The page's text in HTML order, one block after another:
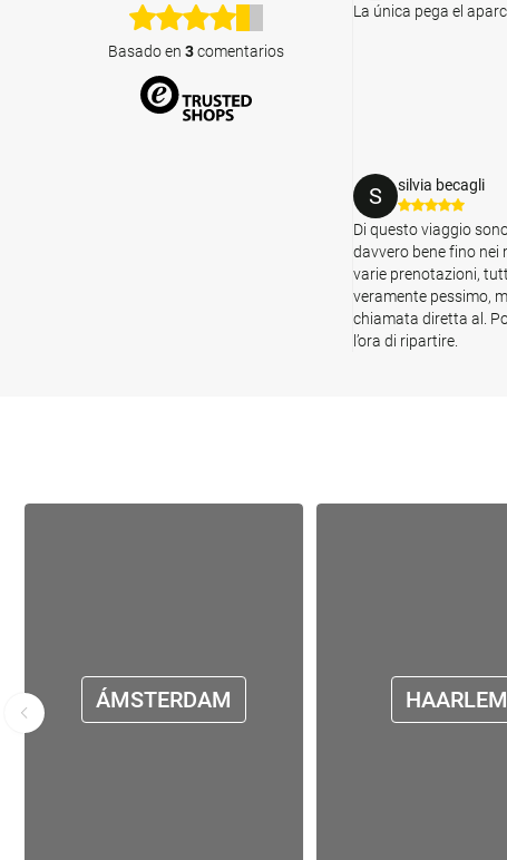
Basado en 3comentarios
La única pega el
S silvia becagli
Di questo viaggio
davvero bene fino nei
varie prenotazioni,
veramente pessimo,
chiamata diretta al.
l’ora di ripartire.
ÁMSTERDAM HAARLEM